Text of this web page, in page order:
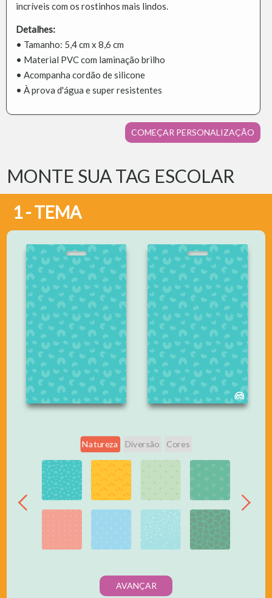
incríveis com os rostinhos mais lindos.
Detalhes:
• Tamanho: 5,4 cm x 8,6 cm
• Material PVC com laminação brilho
• Acompanha cordão de silicone
• À prova d'água e super resistentes
COMEÇAR PERSONALIZAÇÃO
MONTE SUA TAG ESCOLAR
1 - TEMA
Natureza Diversão Cores
AVANÇAR